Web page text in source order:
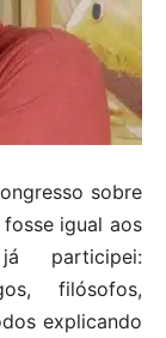
sobre
igual aos
participei:
filósofos,
explicando